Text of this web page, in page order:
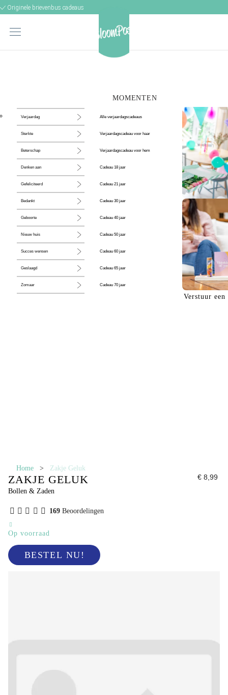
Originele brievenbus cadeaus
MOMENTEN
Verjaardag
Sterkte
Beterschap
Denken aan
Gefeliciteerd
Bedankt
Geboorte
Nieuw huis
Succes wensen
Geslaagd
Zomaar
Alle verjaardagscadeaus
Verjaardagscadeau voor haar
Verjaardagscadeau voor hem
Cadeau 18 jaar
Cadeau 21 jaar
Cadeau 30 jaar
Cadeau 40 jaar
Cadeau 50 jaar
Cadeau 60 jaar
Cadeau 65 jaar
Cadeau 70 jaar
De perfecte
Verstuur een
Home > Zakje Geluk
ZAKJE GELUK
Bollen & Zaden
€ 8,99
169Beoordelingen
Op voorraad
BESTEL NU!